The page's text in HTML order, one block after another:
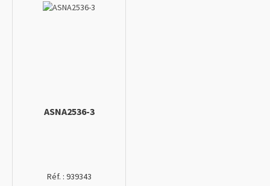
ASNA2536-3
Réf. : 939343